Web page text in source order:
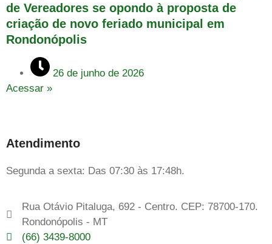
de Vereadores se opondo à proposta de
criação de novo feriado municipal em
Rondonópolis
26 de junho de 2026
Acessar »
Atendimento
Segunda a sexta: Das 07:30 às 17:48h.
Rua Otávio Pitaluga, 692 - Centro. CEP: 78700-170.
Rondonópolis - MT
(66) 3439-8000